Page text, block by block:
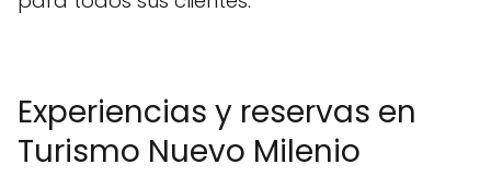
Experiencias y reservas en
Turismo Nuevo Milenio